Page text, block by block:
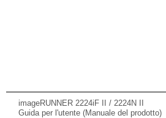
imageRUNNER 2224iF II / 2224N II
Guida per l'utente (Manuale del prodotto)